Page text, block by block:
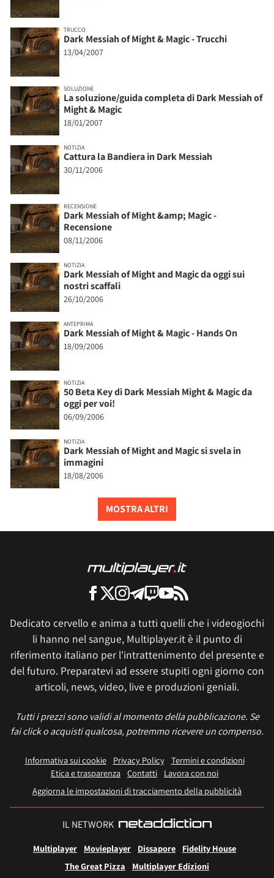
TRUCCO
Dark Messiah of Might & Magic - Trucchi
13/04/2007
SOLUZIONE
La soluzione/guida completa di Dark Messiah of
Might & Magic
18/01/2007
NOTIZIA
Cattura la Bandiera in Dark Messiah
30/11/2006
RECENSIONE
Dark Messiah of Might &amp; Magic -
Recensione
08/11/2006
NOTIZIA
Dark Messiah of Might and Magic da oggi sui
nostri scaffali
26/10/2006
ANTEPRIMA
Dark Messiah of Might & Magic - Hands On
18/09/2006
NOTIZIA
50 Beta Key di Dark Messiah Might & Magic da
oggi per voi!
06/09/2006
NOTIZIA
Dark Messiah of Might and Magic si svela in
immagini
18/08/2006
MOSTRA ALTRI
Dedicato cervello e anima a tutti quelli che i videogiochi
li hanno nel sangue, Multiplayer.it è il punto di
riferimento italiano per l'intrattenimento del presente e
del futuro. Preparatevi ad essere stupiti ogni giorno con
articoli, news, video, live e produzioni geniali.
Tutti i prezzi sono validi al momento della pubblicazione. Se
fai click o acquisti qualcosa, potremmo ricevere un compenso.
Informativa sui cookie Privacy Policy
Termini e condizioni
Etica e trasparenza Contatti
Lavora con noi
Aggiorna le impostazioni di tracciamento della pubblicità
IL NETWORK
Multiplayer Movieplayer Dissapore
Fidelity House
The Great Pizza
Multiplayer Edizioni